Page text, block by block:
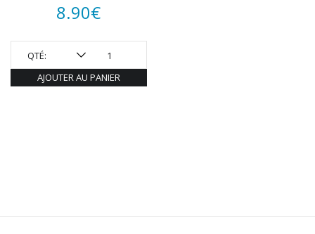
8.90€
QTÉ:
AJOUTER AU PANIER